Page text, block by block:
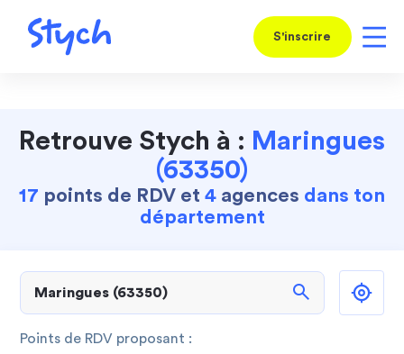
S'inscrire
Retrouve Stych à : Maringues
(63350)
17 points de RDV et 4 agences dans ton
département
search
Points de RDV proposant :